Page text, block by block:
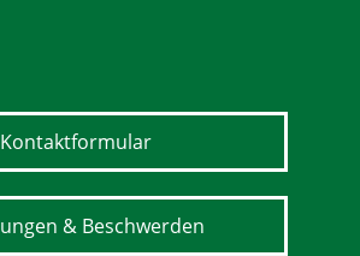
Kontaktformular
& Beschwerden